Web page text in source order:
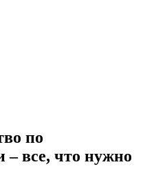
по
все, что нужно